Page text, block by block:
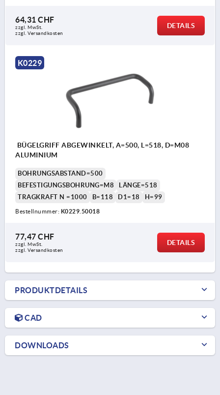
64,31 CHF
zzgl. MwSt.
zzgl. Versandkosten
DETAILS
K0229
BÜGELGRIFF ABGEWINKELT, A=500, L=518, D=M08
ALUMINIUM
BOHRUNGSABSTAND=500
BEFESTIGUNGSBOHRUNG=M8
LÄNGE=518
TRAGKRAFT N =1000
B=118 D1=18 H=99
Bestellnummer: K0229.50018
77,47 CHF
zzgl. MwSt.
zzgl. Versandkosten
DETAILS
PRODUKTDETAILS
CAD
DOWNLOADS